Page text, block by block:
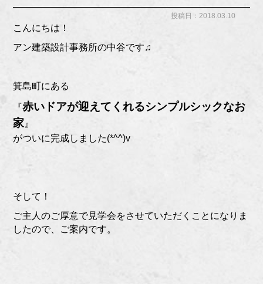
投稿日：2018.03.10
こんにちは！
アン建築設計事務所の中谷です♫
箕島町にある
『赤いドアが迎えてくれるシンプルシックなお
家 』
がついに完成しました(*^^)v
そして！
ご主人のご厚意で見学会をさせていただくことになりま
したので、ご案内です。